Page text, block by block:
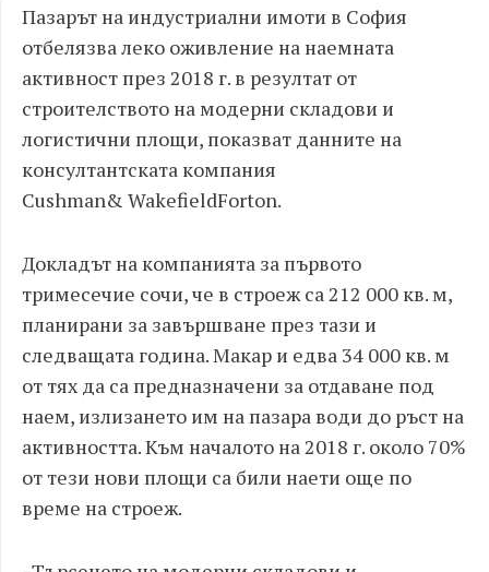
Пазарът на индустриални имоти в София
отбелязва леко оживление на наемната
активност през 2018 г. в резултат от
строителството на модерни складови и
логистични площи, показват данните на
консултантската компания
Cushman& WakefieldForton.
Докладът на компанията за първото
тримесечие сочи, че в строеж са 212 000 кв. м,
планирани за завършване през тази и
следващата година. Макар и едва 34 000 кв. м
от тях да са предназначени за отдаване под
наем, излизането им на пазара води до ръст на
активността. Към началото на 2018 г. около 70%
от тези нови площи са били наети още по
време на строеж.